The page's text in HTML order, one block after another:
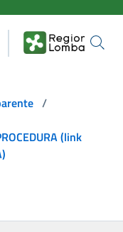
/
(link